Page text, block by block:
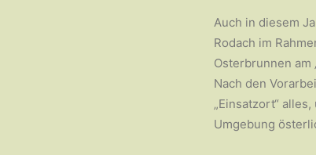
Auch in diesem
Rodach im
Osterbrunnen am
Nach den
„Einsatzort“
Umgebung